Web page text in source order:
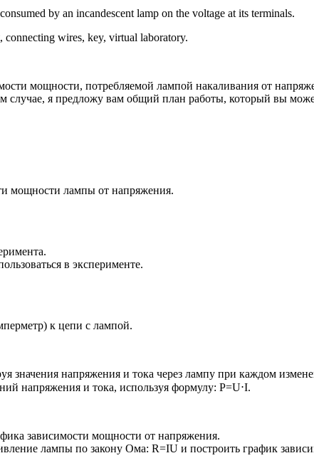
by an incandescent lamp on the voltage at its terminals.
connecting wires, key, virtual laboratory.
мощности, потребляемой лампой накаливания от
я предложу вам общий план работы, который вы
мощности лампы от напряжения.
в эксперименте.
к цепи с лампой.
значения напряжения и тока через лампу при каждом
напряжения и тока, используя формулу: P=U⋅I.
зависимости мощности от напряжения.
лампы по закону Ома: R=IU и построить график